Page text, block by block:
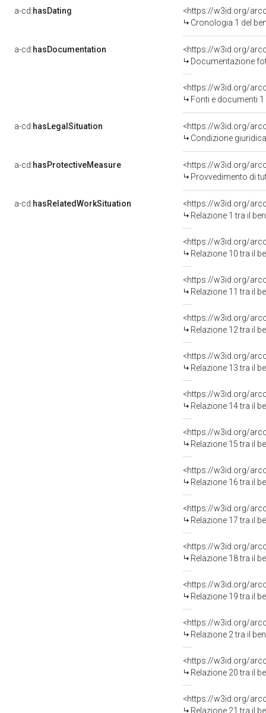
a-cd:hasDating
<https://w3id.org/
Cronologia 1 del
a-cd:hasDocumentation
Documentazione
<https://w3id.org/
Fonti e documenti
a-cd:hasLegalSituation
Condizione
a-cd:hasProtectiveMeasure
<https://w3id.org/
Provvedimento di
a-cd:hasRelatedWorkSituation
<https://w3id.org/
Relazione 1 tra il
<https://w3id.org/
Relazione 10 tra il
<https://w3id.org/
Relazione 11 tra il
<https://w3id.org/
Relazione 12 tra il
<https://w3id.org/
Relazione 13 tra il
<https://w3id.org/
Relazione 14 tra il
<https://w3id.org/
Relazione 15 tra il
<https://w3id.org/
Relazione 16 tra il
<https://w3id.org/
Relazione 17 tra il
<https://w3id.org/
Relazione 18 tra il
<https://w3id.org/
Relazione 19 tra il
<https://w3id.org/
Relazione 2 tra il
<https://w3id.org/
Relazione 20 tra il
<https://w3id.org/
Relazione 21 tra il